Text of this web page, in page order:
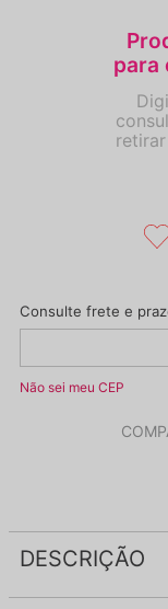
Não sei meu CEP
DESCRIÇÃO